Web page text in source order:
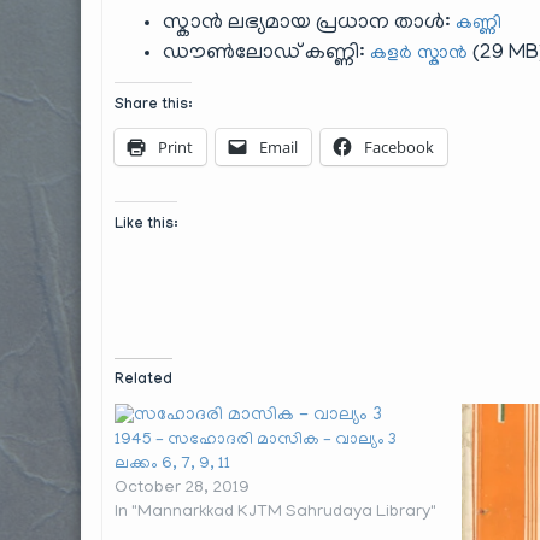
സ്കാൻ ലഭ്യമായ പ്രധാന താൾ: കണ്ണി
ഡൗൺലോഡ് കണ്ണി: കളർ സ്കാൻ (29
Share this:
Print Email Facebook
Like this:
Related
1945 – സഹോദരി മാസിക – വാല്യം 3
ലക്കം 6, 7, 9, 11
October 28, 2019
In "Mannarkkad KJTM Sahrudaya Library"